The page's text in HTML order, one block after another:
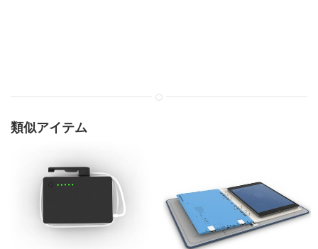
類似アイテム